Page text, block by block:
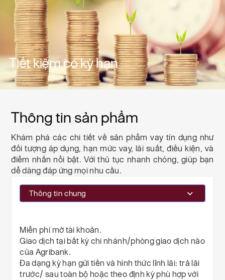
Tiết kiệm có kỳ hạn
Thông tin sản phẩm
Khám phá các chi tiết về sản phẩm vay tín dụng như
đối tượng áp dụng, hạn mức vay, lãi suất, điều kiện, và
điểm nhấn nổi bật. Với thủ tục nhanh chóng, giúp bạn
dễ dàng đáp ứng mọi nhu cầu.
Thông tin chung
Miễn phí mở tài khoản.
Giao dịch tại bất kỳ chi nhánh/phòng giao dịch nào
của Agribank.
Đa dạng kỳ hạn gửi tiền và hình thức lĩnh lãi: trả lãi
trước/ sau toàn bộ hoặc theo định kỳ phù hợp với